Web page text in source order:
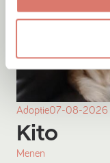
Adoptie07-08-2026
Kito
Menen